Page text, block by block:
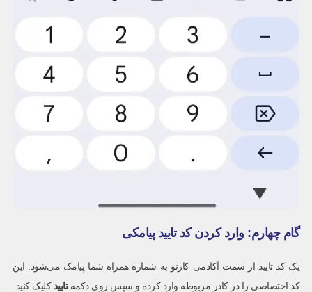
گام چهارم: وارد کردن کد تایید پیامکی
یک کد تایید از سمت آکادمی کارنو به شماره همراه شما پیامک می‌شود. این
کد اختصاصی را در کادر مربوطه وارد کرده و سپس روی دکمهتایید کلیک کنید.